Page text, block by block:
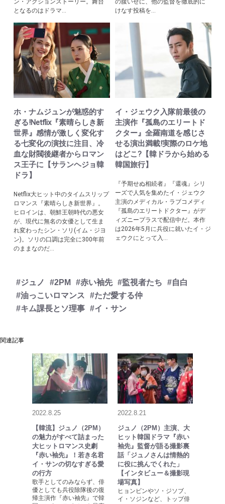
ン・アクションストーリー。舞台
となるのはドラマ...
の腹いせに、他の監督を徹底的に
けなす投稿を...
ホ・ナムジュンが魅惑的す
ぎる!Netflix『素晴らしき新
世界』感情が激しく変化す
る七変化の演技に注目、冷
血な財閥後継者からロマン
ス王子に【サランヘジョ韓
ドラ】
Netflix大ヒット中のタイムスリップ
ロマンス『素晴らしき新世界』。
ヒロインは、朝鮮王朝時代の悪女
が、現代に無名の女優として生ま
れ変わったシン・ソリ(イム・ジヨ
ン)。ソリの口調は完全に300年前
のままなのだ...
イ・ジェウク入隊前最後の
主演作『孤島のエリートド
クター』全羅南道を感じさ
せる演出満載!実際のロケ地
はどこ?【韓ドラから始める
韓国旅行】
『予期せぬ相続者』『還魂』シリ
ーズで人気を集めたイ・ジェウク
主演のメディカル・ラブコメディ
『孤島のエリートドクター』がデ
ィズニープラスで配信中だ。本作
は2026年5月に兵役に就いたイ・ジ
ェウクにとって入...
#ジュノ #2PM #赤い袖先 #監視者たち
#自白
#油っこいロマンス
#ただ愛する仲
#キム課長とソ理事 #イ・サン
関連記事
2022.8.25
【韓流】ジュノ（2PM）
の魅力がすべて詰まった
大ヒットロマンス史劇
『赤い袖先』！若き名君
イ・サンの切なすぎる愛
の行方
歌手としてのみならず、俳
優としても兵役除隊後の復
帰主演作『赤い袖先』で韓
2022.8.21
ジュノ（2PM）主演、大
ヒット韓国ドラマ『赤い
袖先』監督が語る撮影裏
話「ジュノさんは情熱的
に役に挑んでくれた」
【インタビュー＆撮影現
場写真】
ヒョンビンやソ・ジソブ、
イ・ソジンなど、トップ俳